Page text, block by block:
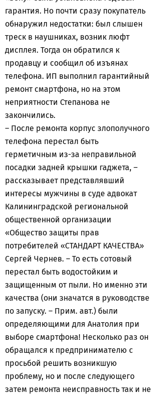
гарантия. Но почти сразу покупатель
обнаружил недостатки: был слышен
треск в наушниках, возник люфт
дисплея. Тогда он обратился к
продавцу и сообщил об изъянах
телефона. ИП выполнил гарантийный
ремонт смартфона, но на этом
неприятности Степанова не
закончились.
– После ремонта корпус злополучного
телефона перестал быть
герметичным из-за неправильной
посадки задней крышки гаджета, –
рассказывает представлявший
интересы мужчины в суде адвокат
Калининградской региональной
общественной организации
«Общество защиты прав
потребителей «СТАНДАРТ КАЧЕСТВА»
Сергей Чернев. – То есть сотовый
перестал быть водостойким и
защищенным от пыли. Но именно эти
качества (они значатся в руководстве
по запуску. – Прим. авт.) были
определяющими для Анатолия при
выборе смартфона! Несколько раз он
обращался к предпринимателю с
просьбой решить возникшую
проблему, но и после следующего
затем ремонта неисправность так и не